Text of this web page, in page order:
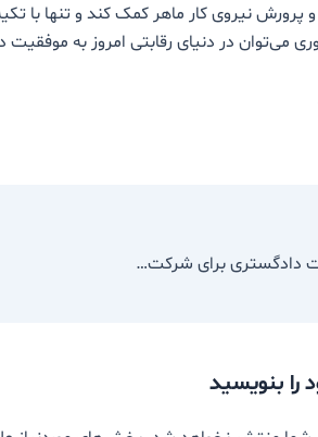
پرورش نیروی کار ماهر کمک کند و تنها با
می‌توان در دنیای رقابتی امروز به
توصیه‌های وزارت دادگستری برای شرکت در “راهپیمایی اربعین”
را بنویسید